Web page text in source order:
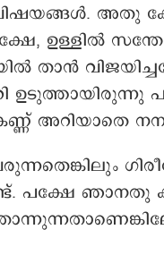
വിഷയങ്ങൾ. അതു
പക്ഷേ, ഉള്ളിൽ
താൻ
ഉടുത്തായിരുന്നു
അറിയാതെ
പക്ഷേ ഞാനതു